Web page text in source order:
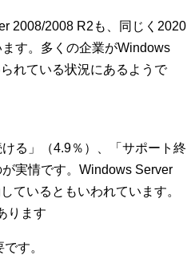
2008/2008 R2も、同じく2020
す。多くの企業がWindows
れている状況にあるようで
る」（4.9％）、「サポート終
実情です。Windows Server
ているともいわれています。
ります
す。